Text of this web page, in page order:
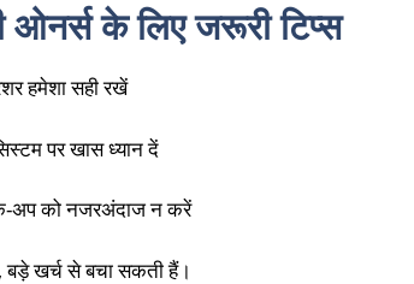
ओनर्स के लिए जरूरी टिप्स
हमेशा सही रखें
पर खास ध्यान दें
अप को नजरअंदाज न करें
बड़े खर्च से बचा सकती हैं।